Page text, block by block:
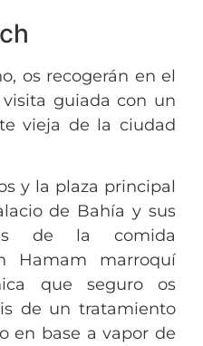
os recogerán en el
guiada con un
vieja de la ciudad
y la plaza principal
de Bahía y sus
de la comida
Hamam marroquí
que seguro os
de un tratamiento
en base a vapor de